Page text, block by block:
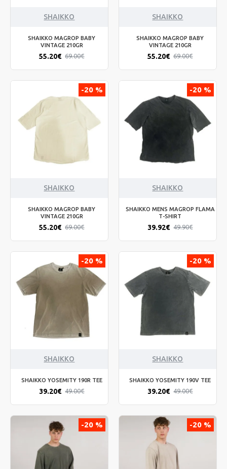
SHAIKKO
SHAIKKO MAGROP BABY
VINTAGE 210GR
55.20€ 69.00€
SHAIKKO
SHAIKKO MAGROP BABY
VINTAGE 210GR
55.20€ 69.00€
-20 %
SHAIKKO
SHAIKKO MAGROP BABY
VINTAGE 210GR
55.20€ 69.00€
-20 %
SHAIKKO
SHAIKKO MENS MAGROP FLAMA
T-SHIRT
39.92€ 49.90€
-20 %
SHAIKKO
SHAIKKO YOSEMITY 190R TEE
39.20€ 49.00€
-20 %
SHAIKKO
SHAIKKO YOSEMITY 190V TEE
39.20€ 49.00€
-20 % -20 %